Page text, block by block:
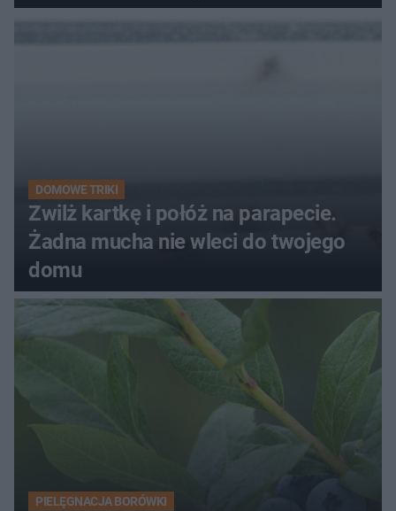
kobiety
DOMOWE TRIKI
Zwilż kartkę i połóż na parapecie.
Żadna mucha nie wleci do twojego
domu
PIELĘGNACJA BORÓWKI